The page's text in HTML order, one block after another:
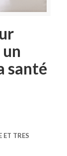
santé
ET TRES